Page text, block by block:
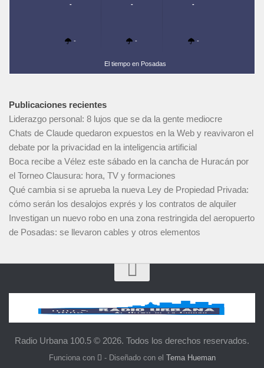
-
-
-
-
-
-
El tiempo en Posadas
Publicaciones recientes
Liderazgo personal: 8 lujos que se da la gente mediocre
Chats de Claude quedaron expuestos en la Web y reavivaron el
debate por la privacidad en la inteligencia artificial
Boca recibe a Vélez este sábado en la cancha de Huracán por
el Torneo Clausura: hora, TV y formaciones
Qué cambia si se aprueba la nueva Ley de Propiedad Privada:
cómo serán los desalojos exprés y los contratos de alquiler
Investigan un nuevo robo en una zona restringida del aeropuerto
de Posadas: se llevaron cables y otros elementos
Radio Urbana 100.5 © 2026. Todos los derechos reservados.
Funciona con - Diseñado con el Tema Hueman